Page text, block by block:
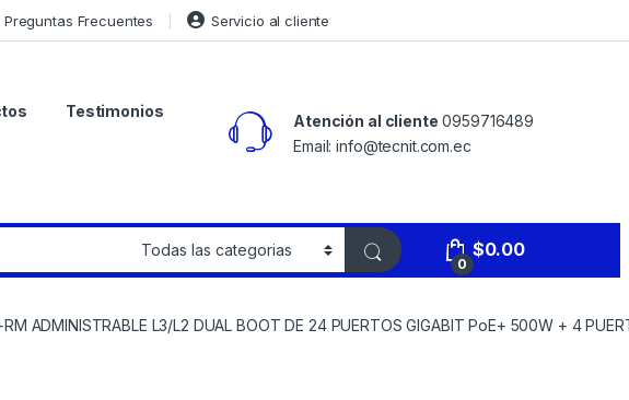
Preguntas Frecuentes Servicio al cliente
Testimonios
Atención al cliente 0959716489
Email: info@tecnit.com.ec
0
$0.00
ADMINISTRABLE L3/L2 DUAL BOOT DE 24 PUERTOS GIGABIT PoE+ 500W + 4